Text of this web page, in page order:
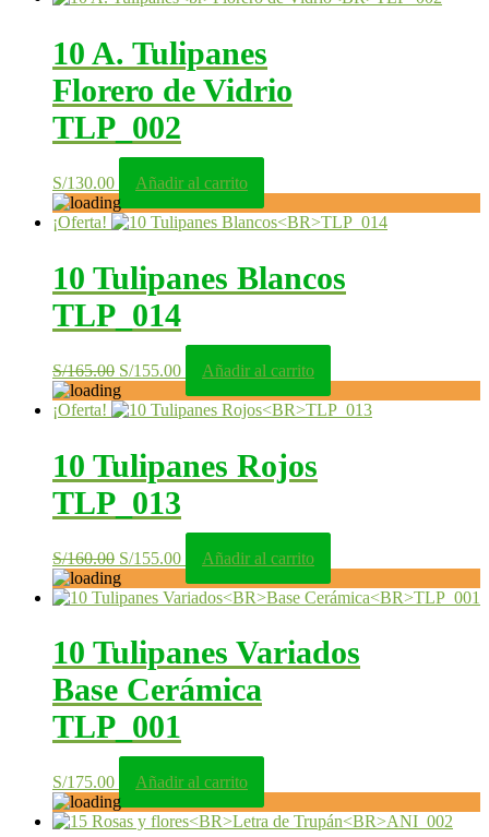
10 A. Tulipanes
Florero de Vidrio
TLP_002
S/130.00 Añadir al carrito
¡Oferta!
10 Tulipanes Blancos
TLP_014
S/165.00 El
precio
original
S/155.00El
actual
Añadir al carrito
¡Oferta!
10 Tulipanes Rojos
TLP_013
S/160.00 El
precio
original
S/160.00.
S/155.00El
actual
Añadir al carrito
10 Tulipanes Variados
Base Cerámica
TLP_001
S/175.00 Añadir al carrito